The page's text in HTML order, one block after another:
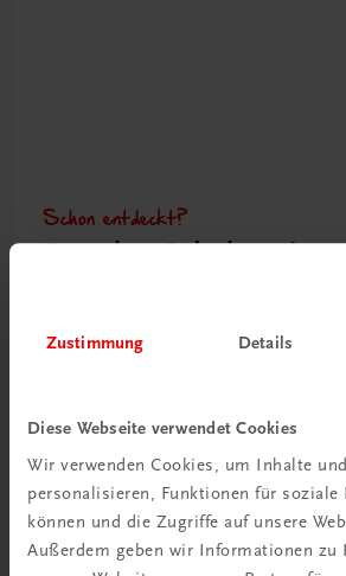
Zustimmung Details
Diese Webseite verwendet Cookies
Wir verwenden Cookies, um Inhalte
personalisieren, Funktionen für soziale
können und die Zugriffe auf unsere
Außerdem geben wir Informationen zu
Schon entdeckt?
Ratgeber Schulpraxis